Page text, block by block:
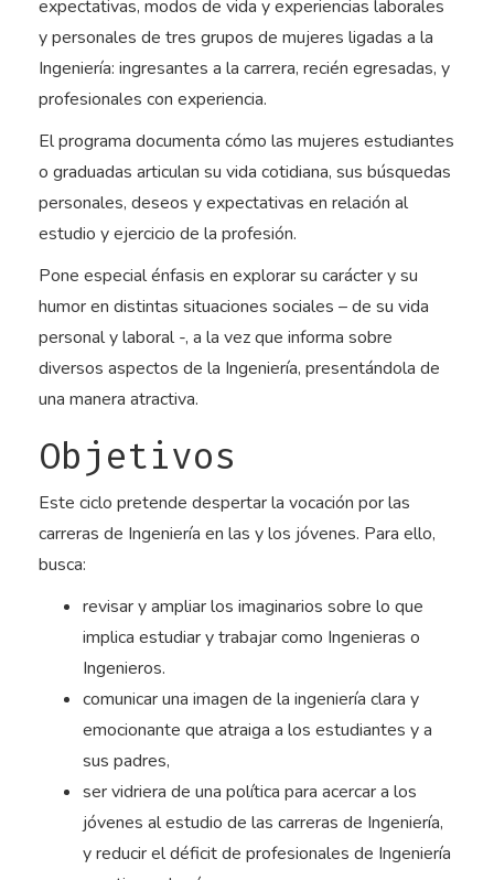
expectativas, modos de vida y experiencias laborales
y personales de tres grupos de mujeres ligadas a la
Ingeniería: ingresantes a la carrera, recién egresadas, y
profesionales con experiencia.
El programa documenta cómo las mujeres estudiantes
o graduadas articulan su vida cotidiana, sus búsquedas
personales, deseos y expectativas en relación al
estudio y ejercicio de la profesión.
Pone especial énfasis en explorar su carácter y su
humor en distintas situaciones sociales – de su vida
personal y laboral -, a la vez que informa sobre
diversos aspectos de la Ingeniería, presentándola de
una manera atractiva.
Objetivos
Este ciclo pretende despertar la vocación por las
carreras de Ingeniería en las y los jóvenes. Para ello,
busca:
revisar y ampliar los imaginarios sobre lo que
implica estudiar y trabajar como Ingenieras o
Ingenieros.
comunicar una imagen de la ingeniería clara y
emocionante que atraiga a los estudiantes y a
sus padres,
ser vidriera de una política para acercar a los
jóvenes al estudio de las carreras de Ingeniería,
y reducir el déficit de profesionales de Ingeniería